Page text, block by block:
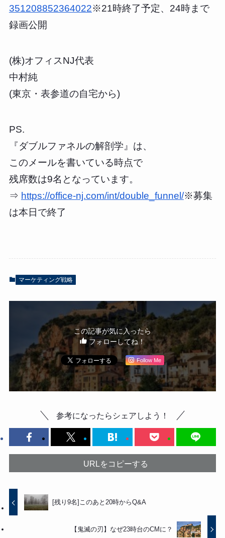
351208852364022※21時終了予定、24時まで
録画公開
(株)オフィスNJ代表
中村純
(東京・表参道の自宅から)
PS.
『ダブルファネルの解剖学』は、
このメールを書いている時点で
残席数は9名となっています。
⇒ https://office-nj.com/int/double_funnel/※募集
は本日で終了
マーケティング戦略
この記事が気に入ったら
フォローしてね！
Follow Me
参考になったらシェアしよう！
URLをコピーする
[残り9名]このあと20時からQ&A
【鬼滅の刃】なぜ23時台のCMに？